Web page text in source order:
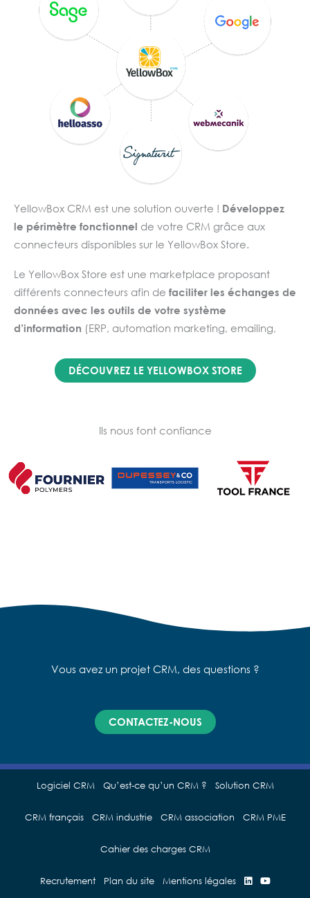
YellowBox CRM est une solution ouverte ! Développez
le périmètre fonctionnel de votre CRM grâce aux
connecteurs disponibles sur le YellowBox Store.
Le YellowBox Store est une marketplace proposant
différents connecteurs afin de faciliter les échanges de
données avec les outils de votre système
d’information (ERP, automation marketing, emailing,
pouvez télécharger en toute autonomie afin de
évoluer votre solution CRM à tout moment, selon vos
Vous disposez d’une solution CRM totalement intégrée
occasion,
enrichissez efficacement vos bases de
données.
vous connecte avec unécosystème expert en
DÉCOUVREZ LE YELLOWBOX STORE
Ils nous font confiance
Vous avez un projet CRM, des questions ?
CONTACTEZ-NOUS
Logiciel CRM Qu’est-ce qu’un CRM ? Solution CRM
CRM français CRM industrie CRM association CRM PME
Cahier des charges CRM
Recrutement Plan du site Mentions légales